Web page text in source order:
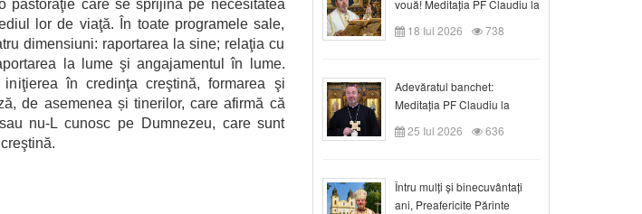
pastoraţie care se sprijină pe necesitatea
lor de viaţă. În toate programele sale,
dimensiuni: raportarea la sine; relaţia cu
la lume şi angajamentul în lume.
în credinţa creştină, formarea şi
de asemenea și tinerilor, care afirmă că
nu-L cunosc pe Dumnezeu, care sunt
vouă! Meditația PF Claudiu la
duminica a VII-a după Rusalii
18 Iul 2026 738
Adevăratul banchet:
Meditația PF Claudiu la
Duminica a VIII-a după
Rusalii
25 Iul 2026 636
Întru mulți și binecuvântați
ani, Preafericite Părinte